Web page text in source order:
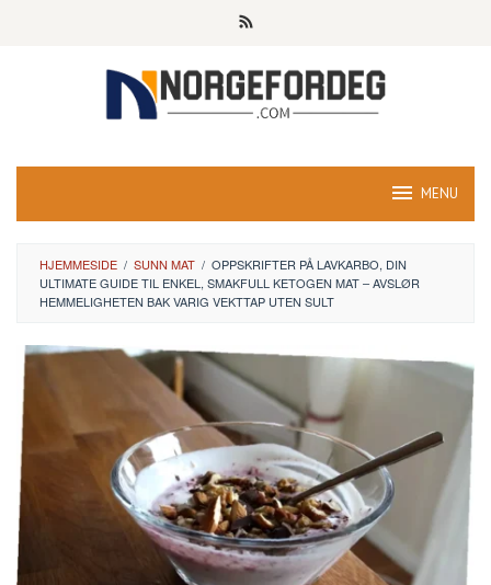
MENU
HJEMMESIDE / SUNN MAT / OPPSKRIFTER PÅ LAVKARBO, DIN
ULTIMATE GUIDE TIL ENKEL, SMAKFULL KETOGEN MAT – AVSLØR
HEMMELIGHETEN BAK VARIG VEKTTAP UTEN SULT